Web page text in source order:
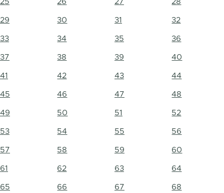
25 26 27 28
29 30 31 32
33 34 35 36
37 38 39 40
41 42 43 44
45 46 47 48
49 50 51 52
53 54 55 56
57 58 59 60
61 62 63 64
65 66 67 68